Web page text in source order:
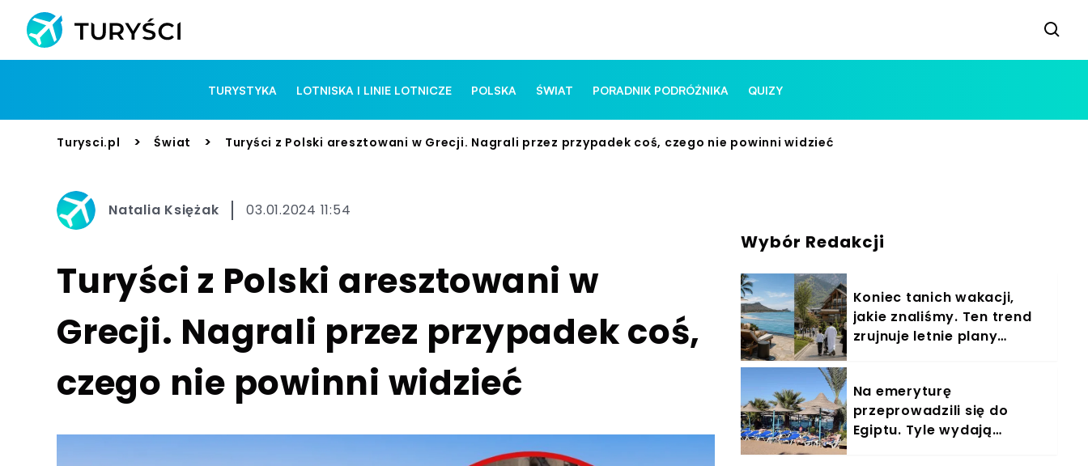
TURYSTYKA LOTNISKA I LINIE LOTNICZE POLSKA ŚWIAT PORADNIK PODRÓŻNIKA QUIZY
Turysci.pl > Świat > Turyści z Polski aresztowani w Grecji. Nagrali przez przypadek coś, czego nie powinni widzieć
Natalia Księżak 03.01.2024 11:54
Turyści z Polski aresztowani w
Grecji. Nagrali przez przypadek coś,
czego nie powinni widzieć
Wybór Redakcji
Koniec tanich wakacji,
jakie znaliśmy. Ten trend
zrujnuje letnie plany
Na emeryturę
przeprowadzili się do
Egiptu. Tyle wydają